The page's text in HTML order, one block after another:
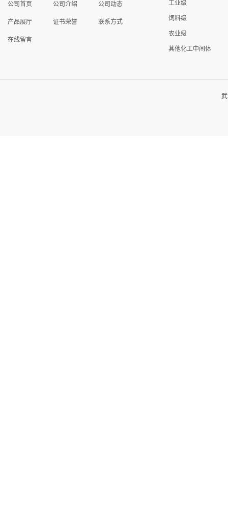
公司首页 公司介绍 公司动态
产品展厅 证书荣誉 联系方式
在线留言
工业级
饲料级
农业级
其他化工中间体